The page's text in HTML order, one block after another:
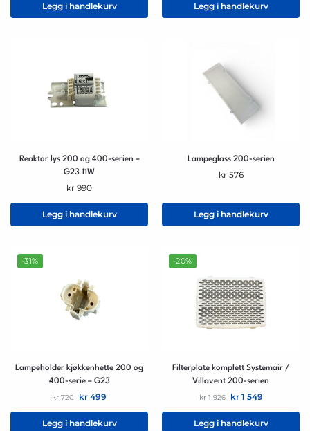
Legg i handlekurv Legg i handlekurv
Reaktor lys 200 og 400-serien –
G23 11W
kr 990
Legg i handlekurv
Lampeglass 200-serien
kr576
Legg i handlekurv
-31%
Lampeholder kjøkkenhette 200 og
400-serie – G23
kr720 kr 499
Legg i handlekurv
-20%
Filterplate komplett Systemair /
Villavent 200-serien
kr1 926 kr1 549
Legg i handlekurv